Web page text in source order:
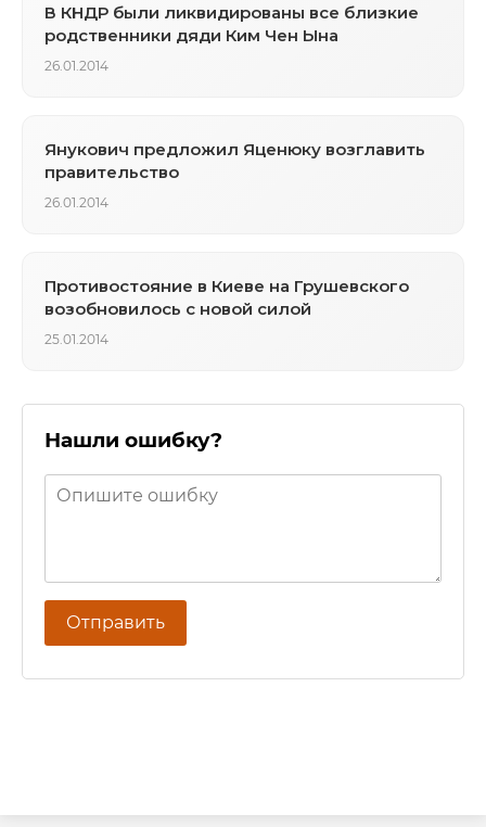
В КНДР были ликвидированы все близкие
родственники дяди Ким Чен Ына
26.01.2014
Янукович предложил Яценюку возглавить
правительство
26.01.2014
Противостояние в Киеве на Грушевского
возобновилось с новой силой
25.01.2014
Нашли ошибку?
Отправить